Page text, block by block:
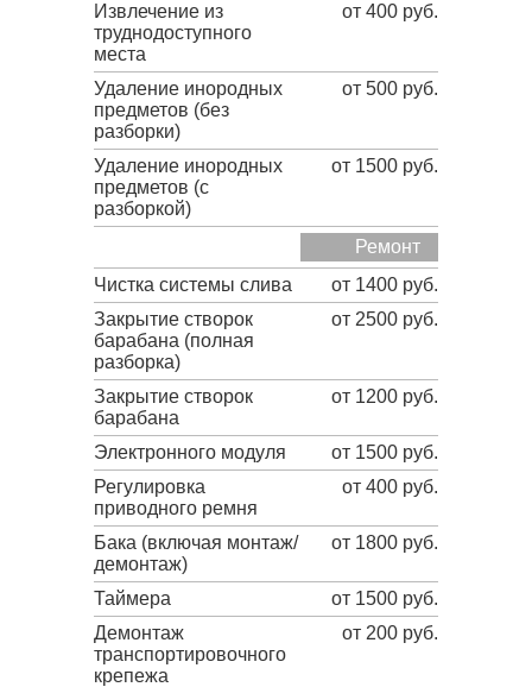
Извлечение из
труднодоступного
места
от 400 руб.
Удаление инородных
предметов (без
разборки)
от 500 руб.
Удаление инородных
предметов (с
разборкой)
от 1500 руб.
Ремонт
Чистка системы слива
от 1400 руб.
Закрытие створок
барабана (полная
разборка)
от 2500 руб.
Закрытие створок
барабана
от 1200 руб.
Электронного модуля
от 1500 руб.
Регулировка
приводного ремня
от 400 руб.
Бака (включая монтаж/
демонтаж)
от 1800 руб.
Таймера
от 1500 руб.
Демонтаж
транспортировочного
крепежа
от 200 руб.